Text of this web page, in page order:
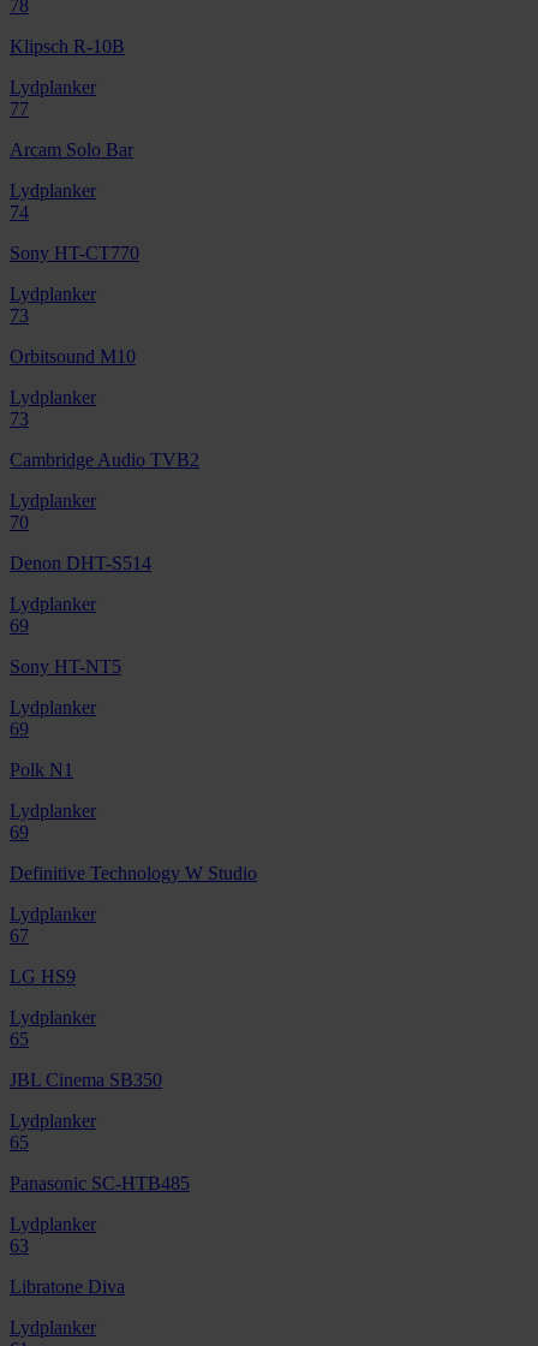
78
Klipsch R-10B
Lydplanker
77
Arcam Solo Bar
Lydplanker
74
Sony HT-CT770
Lydplanker
73
Orbitsound M10
Lydplanker
73
Cambridge Audio TVB2
Lydplanker
70
Denon DHT-S514
Lydplanker
69
Sony HT-NT5
Lydplanker
69
Polk N1
Lydplanker
69
Definitive Technology W Studio
Lydplanker
67
LG HS9
Lydplanker
65
JBL Cinema SB350
Lydplanker
65
Panasonic SC-HTB485
Lydplanker
63
Libratone Diva
Lydplanker